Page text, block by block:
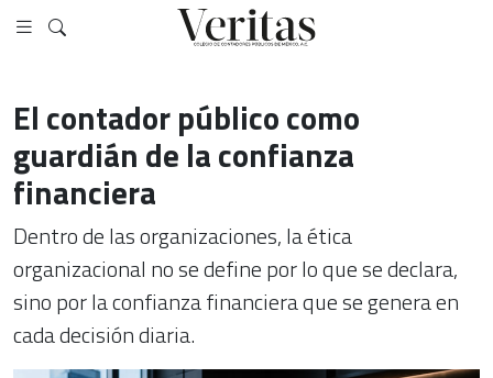
El contador público como
guardián de la confianza
financiera
Dentro de las organizaciones, la ética
organizacional no se define por lo que se declara,
sino por la confianza financiera que se genera en
cada decisión diaria.